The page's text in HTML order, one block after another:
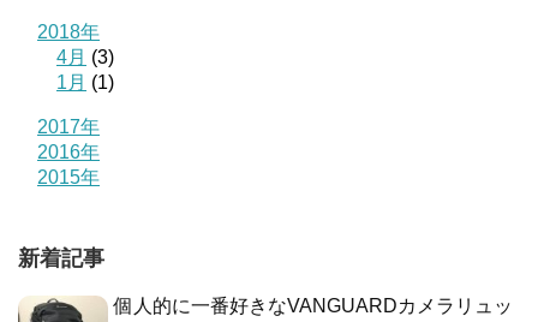
2018年
4月 (3)
1月 (1)
2017年
2016年
2015年
新着記事
個人的に一番好きなVANGUARDカメラリュッ